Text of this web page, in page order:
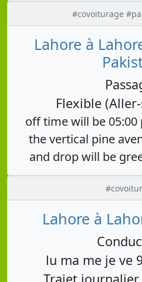
#covoiturage
Lahore à
Flexible
off time will be
the vertical pine
and drop will be
Lahore à
lu ma me je ve